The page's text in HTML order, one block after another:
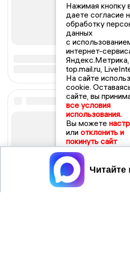
Нажимая кнопку
даете согласие
обработку
данных
с
интернет-
Яндекс.Метрика,
top.mail.ru,
На сайте
cookie.
сайте, вы
все условия
использования.
Вы можете
или отклонить и
покинуть сайт
Принять